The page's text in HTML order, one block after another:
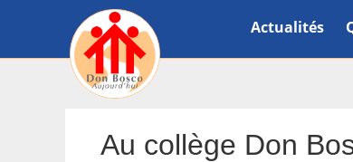
Actualités
Au collège Don